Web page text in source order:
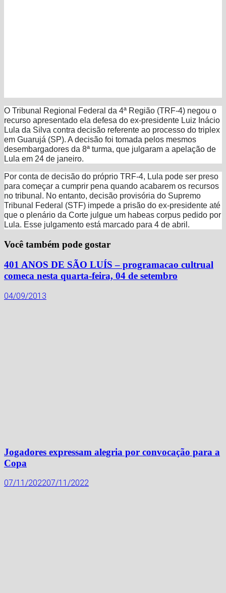
O Tribunal Regional Federal da 4ª Região (TRF-4) negou o
recurso apresentado ela defesa do ex-presidente Luiz Inácio
Lula da Silva contra decisão referente ao processo do triplex
em Guarujá (SP). A decisão foi tomada pelos mesmos
desembargadores da 8ª turma, que julgaram a apelação de
Lula em 24 de janeiro.
Por conta de decisão do próprio TRF-4, Lula pode ser preso
para começar a cumprir pena quando acabarem os recursos
no tribunal. No entanto, decisão provisória do Supremo
Tribunal Federal (STF) impede a prisão do ex-presidente até
que o plenário da Corte julgue um habeas corpus pedido por
Lula. Esse julgamento está marcado para 4 de abril.
Você também pode gostar
401 ANOS DE SÃO LUÍS – programacao cultrual
comeca nesta quarta-feira, 04 de setembro
04/09/2013
Jogadores expressam alegria por convocação para a
Copa
07/11/202207/11/2022